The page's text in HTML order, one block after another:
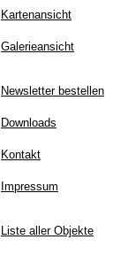
Kartenansicht
Galerieansicht
Newsletter bestellen
Downloads
Kontakt
Impressum
Liste aller Objekte